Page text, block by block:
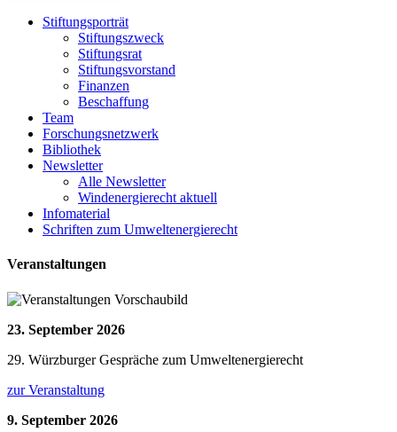
Stiftungsporträt
Stiftungszweck
Stiftungsrat
Stiftungsvorstand
Finanzen
Beschaffung
Team
Forschungsnetzwerk
Bibliothek
Newsletter
Alle Newsletter
Windenergierecht aktuell
Infomaterial
Schriften zum Umweltenergierecht
Veranstaltungen
23. September 2026
29. Würzburger Gespräche zum Umweltenergierecht
zur Veranstaltung
9. September 2026